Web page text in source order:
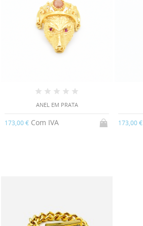
ANEL EM PRATA
173,00 € Com IVA 173,00 €